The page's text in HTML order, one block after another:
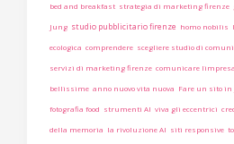
bed and breakfast strategia di marketing firenze
Jung studio pubblicitario firenze homo nobilis
ecologica comprendere scegliere studio di
servizi di marketing firenze comunicare limpresa
bellissime anno nuovo vita nuova Fare un sito in
fotografia food strumenti AI viva gli eccentrici
della memoria la rivoluzione AI siti responsive